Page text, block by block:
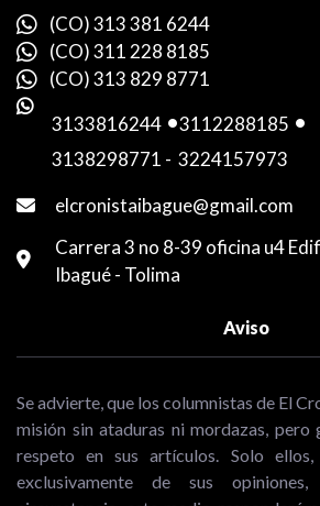
(CO) 313 381 6244
(CO) 311 228 8185
(CO) 313 829 8771
3133816244 -3112288185 -
3138298771 - 3224157973
elcronistaibague@gmail.com
Carrera 3 no 8-39 oficina u4
Ibagué - Tolima
Aviso
Se advierte, que los columnistas de El
misión sin ataduras ni mordazas, pero
respeto en sus artículos. Solo ellos,
exclusivamente de sus